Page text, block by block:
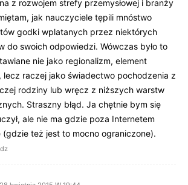
z rozwojem strefy przemysłowej i branży
jak nauczyciele tępili mnóstwo
godki wplatanych przez niektórych
do swoich odpowiedzi. Wówczas było to
nie jako regionalizm, element
lecz raczej jako świadectwo pochodzenia z
rodziny lub wręcz z niższych warstw
Straszny błąd. Ja chętnie bym się
ale nie ma gdzie poza Internetem
(gdzie też jest to mocno ograniczone).